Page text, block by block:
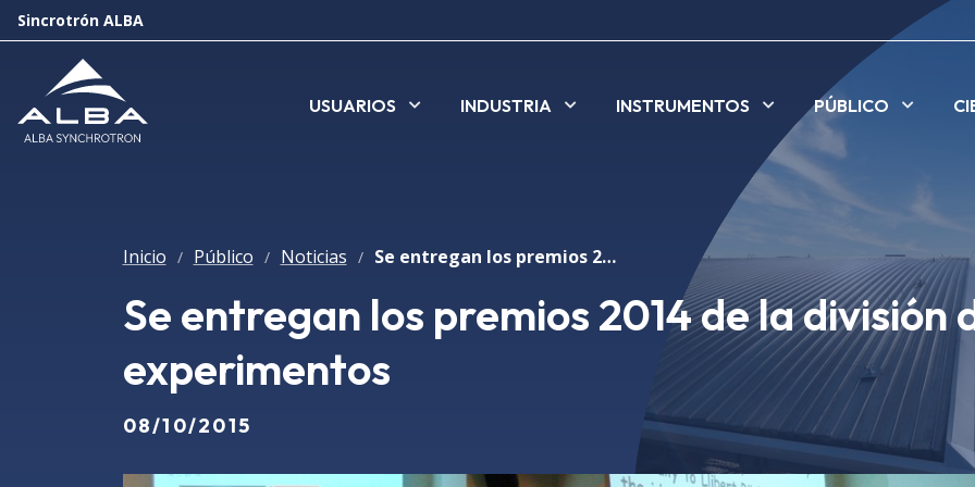
Sincrotrón ALBA
USUARIOS INDUSTRIA INSTRUMENTOS PÚBLICO
Inicio / Público / Noticias / Se entregan los premios 2014 de la división de experimentos
Se entregan los premios 2014 de la división
experimentos
08/10/2015